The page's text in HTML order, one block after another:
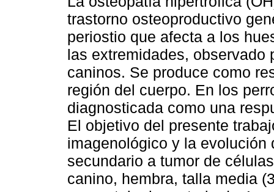
trastorno osteoproductivo
periostio que afecta a los
las extremidades, observado
caninos. Se produce como
región del cuerpo. En los
diagnosticada como una
El objetivo del presente
imagenológico y la
secundario a tumor de
canino, hembra, talla media